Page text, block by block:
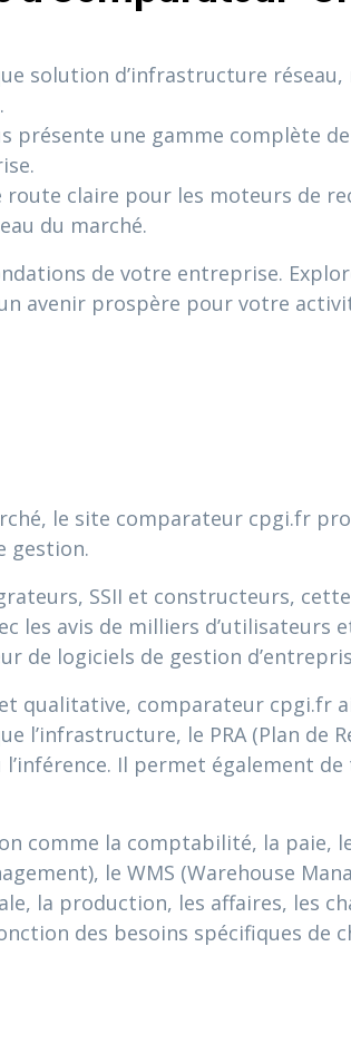
solution d’infrastructure
présente une gamme complète
route claire pour les moteurs de
du marché.
de votre entreprise.
avenir prospère pour votre
le site comparateur cpgi.fr
gestion.
SSII et constructeurs,
les avis de milliers d’utilisateurs
logiciels de gestion
qualitative, comparateur cpgi.fr
l’infrastructure, le PRA (Plan de
Il permet également
comme la comptabilité, la paie,
le WMS (Warehouse
la production, les affaires, les
des besoins spécifiques de